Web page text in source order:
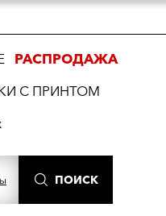
РАСПРОДАЖА
С ПРИНТОМ
ПОИСК